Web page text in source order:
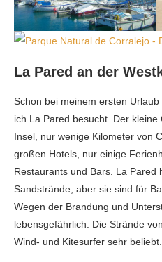
La Pared an der
Schon bei meinem ersten
ich La Pared besucht. Der
Insel, nur wenige Kilometer von
großen Hotels, nur einige
Restaurants und Bars. La Pared
Sandstrände, aber sie sind für
Wegen der Brandung und
lebensgefährlich. Die Strände
Wind- und Kitesurfer sehr beliebt.